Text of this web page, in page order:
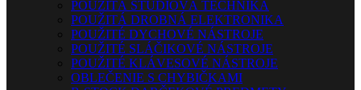
POUŽITÁ ŠTÚDIOVÁ TECHNIKA
POUŽITÁ DROBNÁ ELEKTRONIKA
POUŽITÉ DYCHOVÉ NÁSTROJE
POUŽITÉ SLÁČIKOVÉ NÁSTROJE
POUŽITÉ KLÁVESOVÉ NÁSTROJE
OBLEČENIE S CHYBIČKAMI